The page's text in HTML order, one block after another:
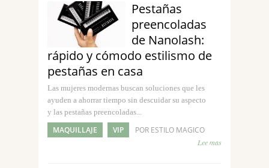
Pestañas
preencoladas
de Nanolash:
rápido y cómodo estilismo de
pestañas en casa
Las mujeres modernas buscan soluciones que les
ayuden a ahorrar tiempo sin descuidar su aspecto
y las pestañas preencoladas...
MAQUILLAJE VIP POR ESTILO MAGICO
Lee mas